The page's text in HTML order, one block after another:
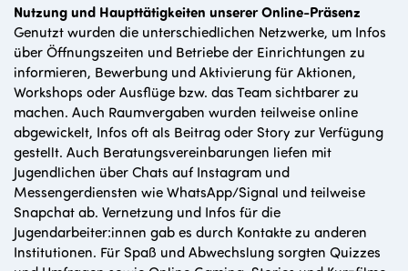
Nutzung und Haupttätigkeiten unserer Online-Präsenz
Genutzt wurden die unterschiedlichen Netzwerke, um Infos
über Öffnungszeiten und Betriebe der Einrichtungen zu
informieren, Bewerbung und Aktivierung für Aktionen,
Workshops oder Ausflüge bzw. das Team sichtbarer zu
machen. Auch Raumvergaben wurden teilweise online
abgewickelt, Infos oft als Beitrag oder Story zur Verfügung
gestellt. Auch Beratungsvereinbarungen liefen mit
Jugendlichen über Chats auf Instagram und
Messengerdiensten wie WhatsApp/Signal und teilweise
Snapchat ab. Vernetzung und Infos für die
Jugendarbeiter:innen gab es durch Kontakte zu anderen
Institutionen. Für Spaß und Abwechslung sorgten Quizzes